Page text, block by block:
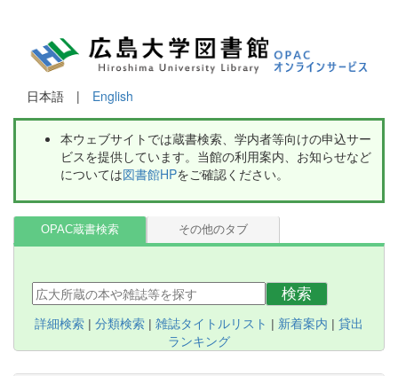
日本語 | English
本ウェブサイトでは蔵書検索、学内者等向けの申込サー
ビスを提供しています。当館の利用案内、お知らせなど
については図書館HPをご確認ください。
OPAC蔵書検索 その他のタブ
検索
詳細検索 | 分類検索 | 雑誌タイトルリスト | 新着案内 | 貸出
ランキング